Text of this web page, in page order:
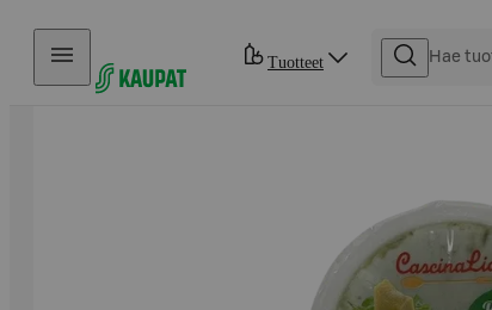
Hyppää sisältöön
Tuotteet